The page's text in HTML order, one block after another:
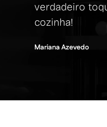
verdadeiro
cozinha!
Mariana Azevedo